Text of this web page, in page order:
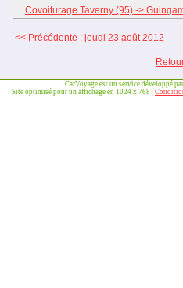
Covoiturage Taverny (95) ->
<< Précédente : jeudi 23 août 2012
CarVoyage est un service développé
Site optimisé pour un affichage en 1024 x 768 |